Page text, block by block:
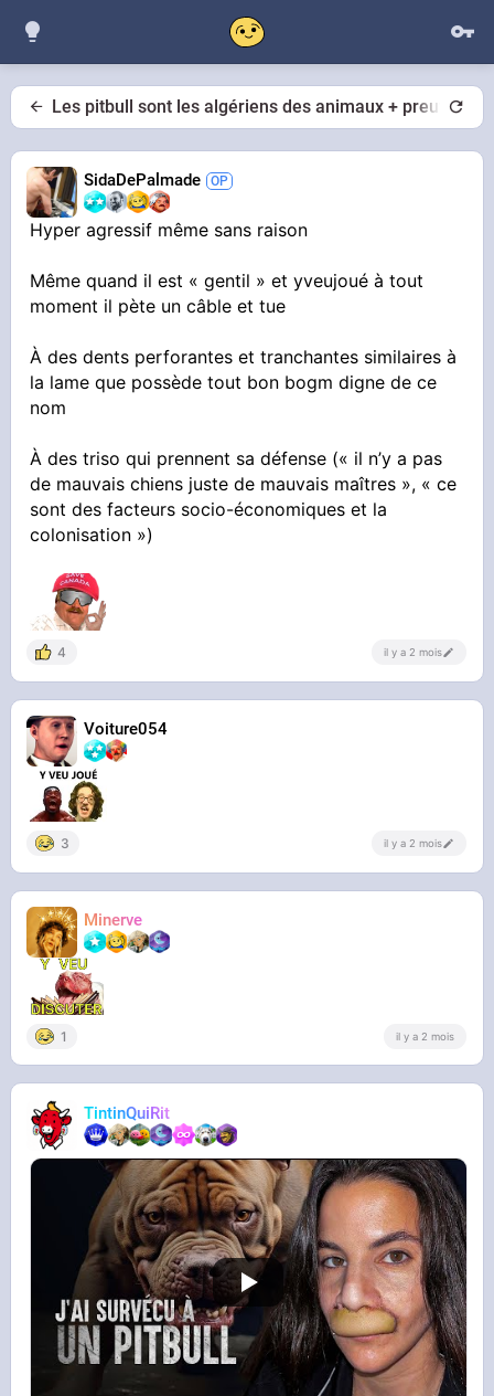
Les pitbull sont les algériens des animaux + preuves
SidaDePalmade
Hyper agressif même sans raison
Même quand il est « gentil » et yveujoué à tout
moment il pète un câble et tue
À des dents perforantes et tranchantes similaires à
la lame que possède tout bon bogm digne de ce
nom
À des triso qui prennent sa défense (« il n’y a pas
de mauvais chiens juste de mauvais maîtres », « ce
sont des facteurs socio-économiques et la
colonisation »)
4 il y a 2 mois
Voiture054
3 il y a 2 mois
Minerve
1 il y a 2 mois
TintinQuiRit